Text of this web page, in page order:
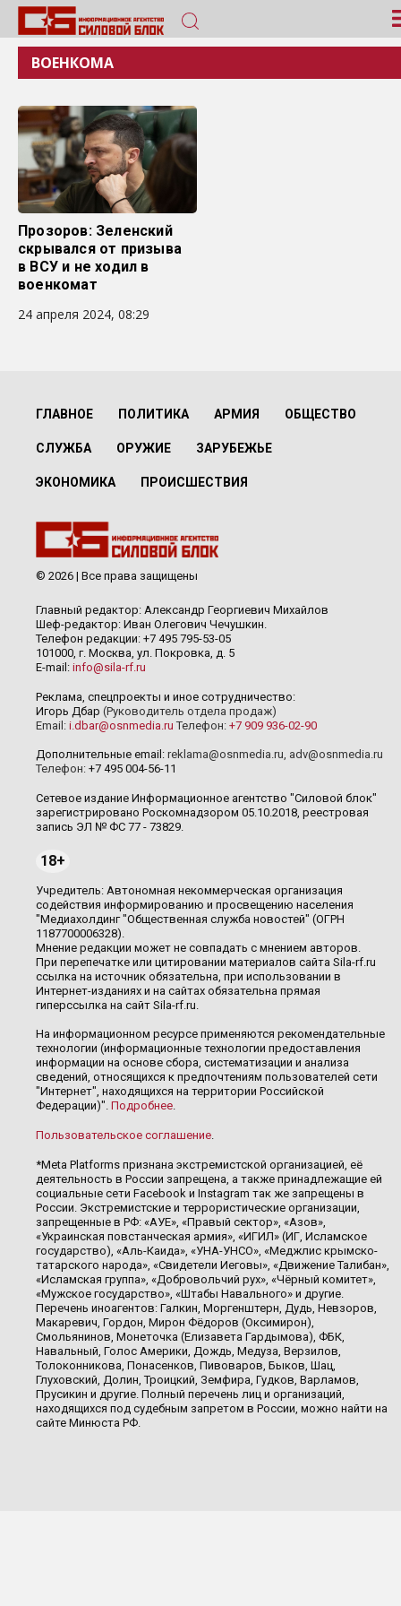
ВОЕНКОМА
Прозоров: Зеленский
скрывался от призыва
в ВСУ и не ходил в
военкомат
24 апреля 2024, 08:29
ГЛАВНОЕ ПОЛИТИКА АРМИЯ ОБЩЕСТВО
СЛУЖБА ОРУЖИЕ ЗАРУБЕЖЬЕ
ЭКОНОМИКА ПРОИСШЕСТВИЯ
© 2026 | Все права защищены
Главный редактор: Александр Георгиевич Михайлов
Шеф-редактор: Иван Олегович Чечушкин.
Телефон редакции: +7 495 795-53-05
101000, г. Москва, ул. Покровка, д. 5
E-mail: info@sila-rf.ru
Реклама, спецпроекты и иное сотрудничество:
Игорь Дбар (Руководитель отдела продаж)
Email: i.dbar@osnmedia.ru Телефон: +7 909 936-02-90
Дополнительные email: reklama@osnmedia.ru, adv@osnmedia.ru
Телефон: +7 495 004-56-11
Сетевое издание Информационное агентство "Силовой блок"
зарегистрировано Роскомнадзором 05.10.2018, реестровая
запись ЭЛ № ФС 77 - 73829.
18+
Учредитель: Автономная некоммерческая организация
содействия информированию и просвещению населения
"Медиахолдинг "Общественная служба новостей" (ОГРН
1187700006328).
Мнение редакции может не совпадать с мнением авторов.
При перепечатке или цитировании материалов сайта Sila-rf.ru
ссылка на источник обязательна, при использовании в
Интернет-изданиях и на сайтах обязательна прямая
гиперссылка на сайт Sila-rf.ru.
На информационном ресурсе применяются рекомендательные
технологии (информационные технологии предоставления
информации на основе сбора, систематизации и анализа
сведений, относящихся к предпочтениям пользователей сети
"Интернет", находящихся на территории Российской
Федерации)". Подробнее.
Пользовательское соглашение.
*Meta Platforms признана экстремистской организацией, её
деятельность в России запрещена, а также принадлежащие ей
социальные сети Facebook и Instagram так же запрещены в
России. Экстремистские и террористические организации,
запрещенные в РФ: «АУЕ», «Правый сектор», «Азов»,
«Украинская повстанческая армия», «ИГИЛ» (ИГ, Исламское
государство), «Аль-Каида», «УНА-УНСО», «Меджлис крымско-
татарского народа», «Свидетели Иеговы», «Движение Талибан»,
«Исламская группа», «Добровольчий рух», «Чёрный комитет»,
«Мужское государство», «Штабы Навального» и другие.
Перечень иноагентов: Галкин, Моргенштерн, Дудь, Невзоров,
Макаревич, Гордон, Мирон Фёдоров (Оксимирон),
Смольянинов, Монеточка (Елизавета Гардымова), ФБК,
Навальный, Голос Америки, Дождь, Медуза, Верзилов,
Толоконникова, Понасенков, Пивоваров, Быков, Шац,
Глуховский, Долин, Троицкий, Земфира, Гудков, Варламов,
Прусикин и другие. Полный перечень лиц и организаций,
находящихся под судебным запретом в России, можно найти на
сайте Минюста РФ.